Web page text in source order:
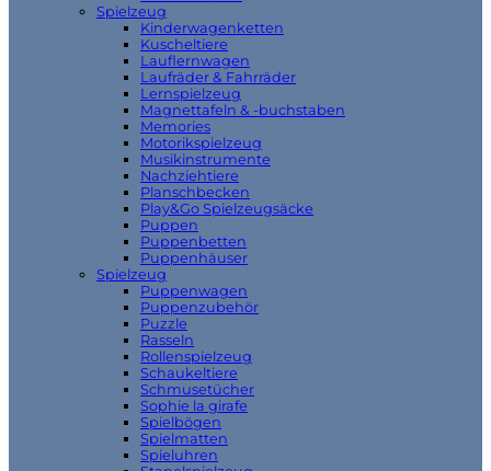
Spielzeug
Kinderwagenketten
Kuscheltiere
Lauflernwagen
Laufräder & Fahrräder
Lernspielzeug
Magnettafeln & -buchstaben
Memories
Motorikspielzeug
Musikinstrumente
Nachziehtiere
Planschbecken
Play&Go Spielzeugsäcke
Puppen
Puppenbetten
Puppenhäuser
Spielzeug
Puppenwagen
Puppenzubehör
Puzzle
Rasseln
Rollenspielzeug
Schaukeltiere
Schmusetücher
Sophie la girafe
Spielbögen
Spielmatten
Spieluhren